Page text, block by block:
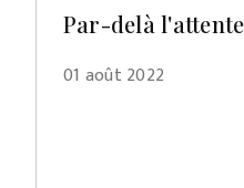
Par-delà
01 août 2022